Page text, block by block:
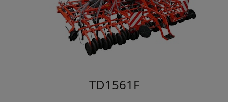
TD1561F